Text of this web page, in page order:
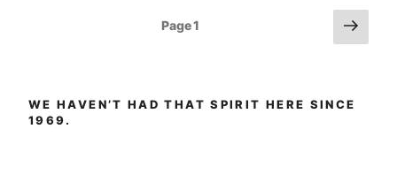
Page1
Next
page
WE HAVEN’T HAD THAT SPIRIT HERE SINCE
1969.